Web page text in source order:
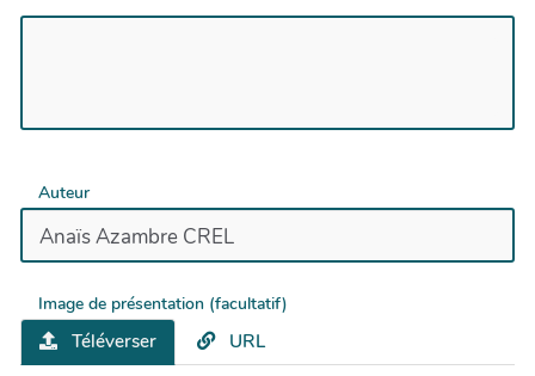
Auteur
Image de présentation (facultatif)
Téléverser URL